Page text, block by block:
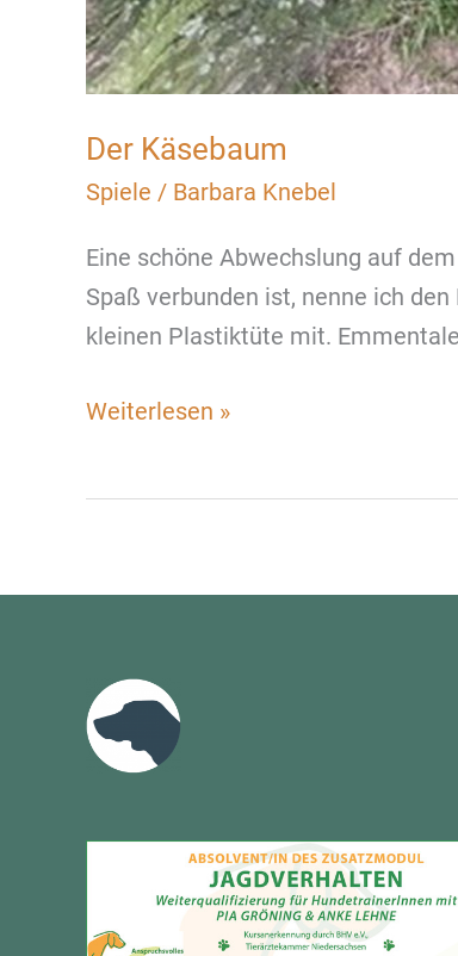
Der Käsebaum
Spiele / Barbara Knebel
Eine schöne Abwechslung auf
Spaß verbunden ist, nenne ich
kleinen Plastiktüte mit.
Der
Weiterlesen »